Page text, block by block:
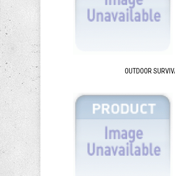
OUTDOOR